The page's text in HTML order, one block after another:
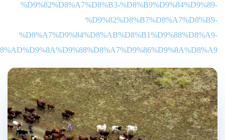
%D9%82%D8%A7%D8%B3-%D8%B9%D9%84%D9%89-
%D9%82%D8%B7%D8%A7%D8%B9-
%D8%A7%D9%84%D8%AB%D8%B1%D9%88%D8%A9-